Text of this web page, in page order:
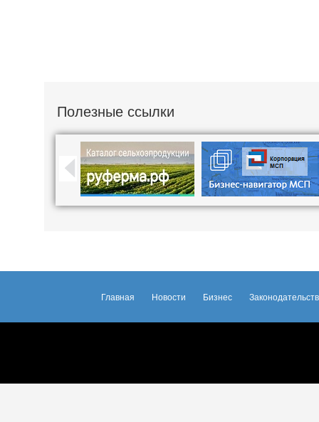
Полезные ссылки
Главная Новости Бизнес